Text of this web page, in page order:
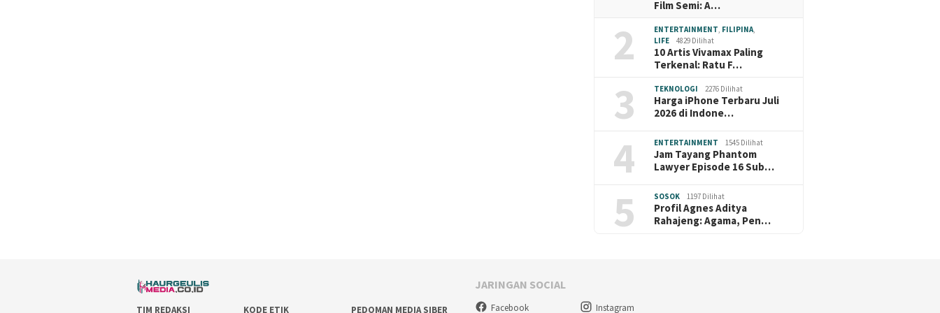
Film Semi: A…
2 ENTERTAINMENT FILIPINA
LIFE
4829 Dilihat
10 Artis Vivamax Paling
Terkenal: Ratu F…
3 TEKNOLOGI 2276 Dilihat
Harga iPhone Terbaru Juli
2026 di Indone…
4 ENTERTAINMENT 1545 Dilihat
Jam Tayang Phantom
Lawyer Episode 16 Sub…
5 SOSOK 1197 Dilihat
Profil Agnes Aditya
Rahajeng: Agama, Pen…
TIM REDAKSI KODE ETIK PEDOMAN MEDIA SIBER
JARINGAN SOCIAL
Facebook Instagram